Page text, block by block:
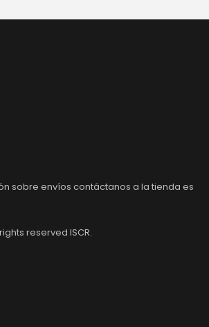
sobre envíos contáctanos a la tienda es
reserved ISCR.